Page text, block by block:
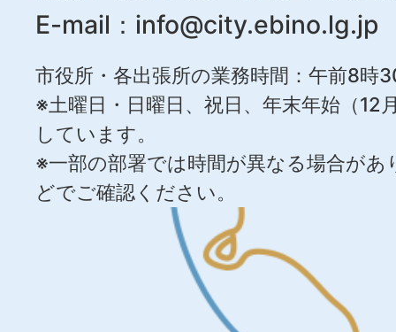
E-mail： info@city.ebino.lg.jp
市役所・各出張所の業務時間：午前8時
※土曜日・日曜日、祝日、年末年始（12
しています。
※一部の部署では時間が異なる場合が
どでご確認ください。